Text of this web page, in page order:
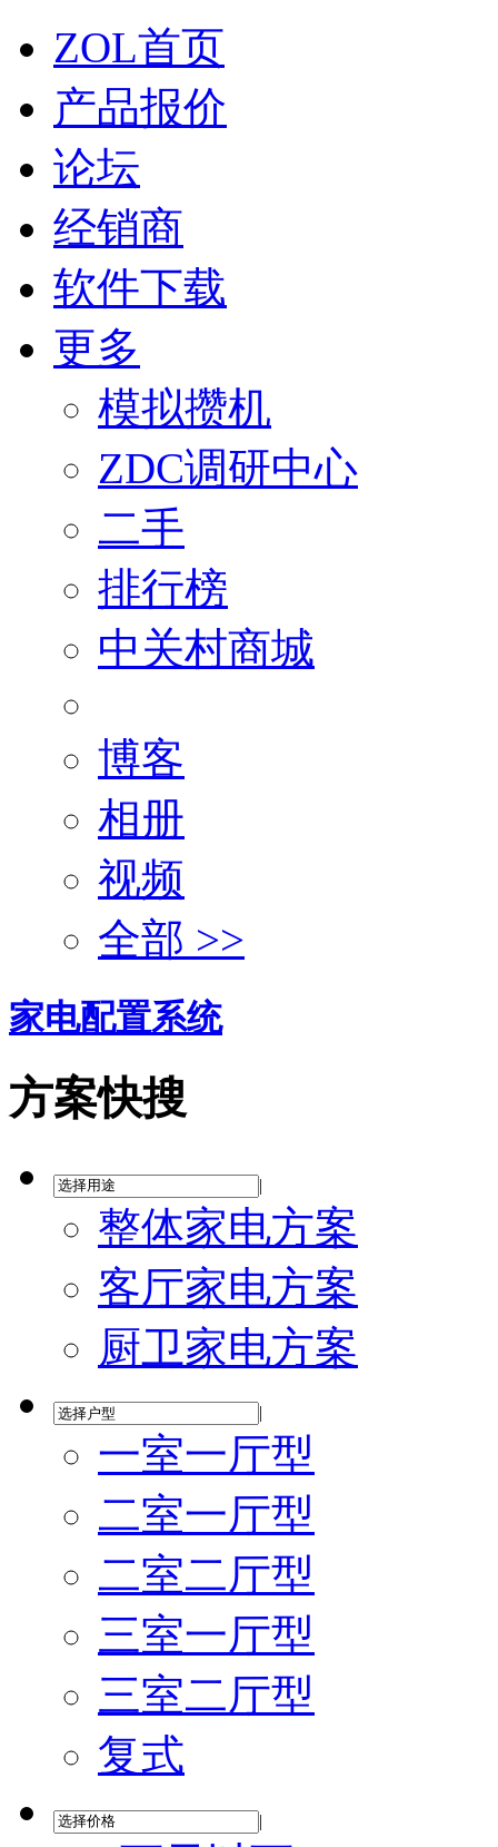
ZOL首页
产品报价
论坛
经销商
软件下载
更多
模拟攒机
ZDC调研中心
二手
排行榜
中关村商城
博客
相册
视频
全部 >>
家电配置系统
方案快搜
|
整体家电方案
客厅家电方案
厨卫家电方案
|
一室一厅型
二室一厅型
二室二厅型
三室一厅型
三室二厅型
复式
|